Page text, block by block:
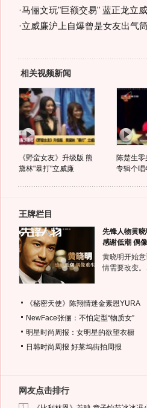
·马俪文玩"巨额交易" 蓝正龙立
·立威廉沪上自爆曾是女友出气
相关视频新闻
《野蛮女友》升级版 熊
黛林"暴打"立威廉
陈楚生
专辑个唱
王牌栏目
先锋人物黄晓
感谢低潮 偶
黄晓明开始
情需要改变
《秘密天使》陈翔情迷金素恩YURA
NewFace张俪：不怕定型“物质女”
明星时尚周报：女明星的欲望衣橱
日韩时尚周报 好莱坞街拍周报
网友点击排行
1